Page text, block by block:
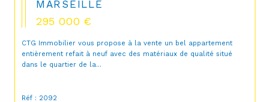
MARSEILLE
295 000 €
CTG Immobilier vous propose à la vente un bel appartement
entièrement refait à neuf avec des matériaux de qualité situé
dans le quartier de la...
Réf : 2092